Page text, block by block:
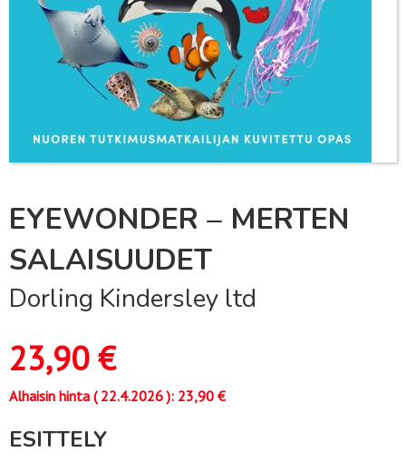
EYEWONDER – MERTEN
SALAISUUDET
Dorling Kindersley ltd
23,90€
Alhaisin hinta (22.4.2026): 23,90 €
ESITTELY